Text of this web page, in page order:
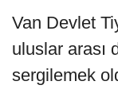
Van Devlet
uluslar arası
sergilemek